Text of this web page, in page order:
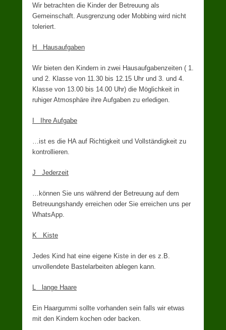
Wir betrachten die Kinder der Betreuung als
Gemeinschaft. Ausgrenzung oder Mobbing wird nicht
toleriert.
H Hausaufgaben
Wir bieten den Kindern in zwei Hausaufgabenzeiten ( 1.
und 2. Klasse von 11.30 bis 12.15 Uhr und 3. und 4.
Klasse von 13.00 bis 14.00 Uhr) die Möglichkeit in
ruhiger Atmosphäre ihre Aufgaben zu erledigen.
I Ihre Aufgabe
…ist es die HA auf Richtigkeit und Vollständigkeit zu
kontrollieren.
J Jederzeit
…können Sie uns während der Betreuung auf dem
Betreuungshandy erreichen oder Sie erreichen uns per
WhatsApp.
K Kiste
Jedes Kind hat eine eigene Kiste in der es z.B.
unvollendete Bastelarbeiten ablegen kann.
L lange Haare
Ein Haargummi sollte vorhanden sein falls wir etwas
mit den Kindern kochen oder backen.